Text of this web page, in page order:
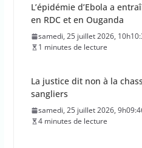
L’épidémie d’Ebola a
en RDC et en Ouganda
samedi, 25 juillet 2026,
1 minutes de lecture
La justice dit non à la
sangliers
samedi, 25 juillet 2026,
4 minutes de lecture